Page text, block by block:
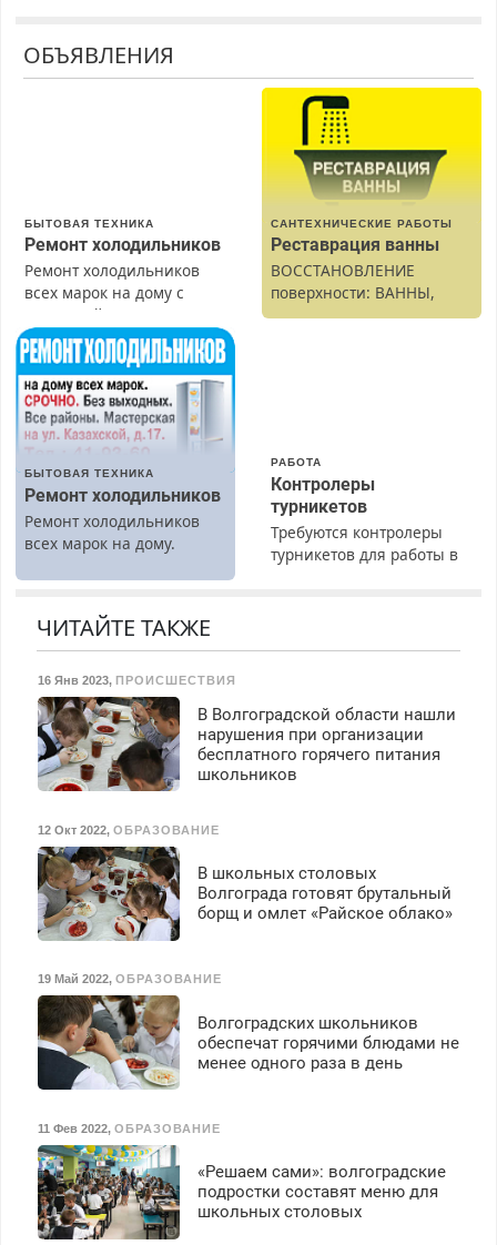
ОБЪЯВЛЕНИЯ
БЫТОВАЯ ТЕХНИКА
Ремонт холодильников
Ремонт холодильников
всех марок на дому с
гарантией. Замена
резины. Качественно.
Недорого. Без выходных.
Все районы. Скидка.
Вызов бесплатный.
САНТЕХНИЧЕСКИЕ РАБОТЫ
Реставрация ванны
ВОССТАНОВЛЕНИЕ
поверхности: ВАННЫ,
раковины, подоконника.
БЫТОВАЯ ТЕХНИКА
Ремонт холодильников
Ремонт холодильников
всех марок на дому.
РАБОТА
Контролеры
турникетов
Требуются контролеры
турникетов для работы в
вычета налогов.
Ежемесячно
выплачивается денежная
премия. Возможно
безопасности с з/п до
125000 руб.
ЧИТАЙТЕ ТАКЖЕ
16 Янв 2023, ПРОИСШЕСТВИЯ
В Волгоградской области нашли
нарушения при организации
бесплатного горячего питания
школьников
12 Окт 2022, ОБРАЗОВАНИЕ
В школьных столовых
Волгограда готовят брутальный
борщ и омлет «Райское облако»
19 Май 2022, ОБРАЗОВАНИЕ
Волгоградских школьников
обеспечат горячими блюдами не
менее одного раза в день
11 Фев 2022, ОБРАЗОВАНИЕ
«Решаем сами»: волгоградские
подростки составят меню для
школьных столовых